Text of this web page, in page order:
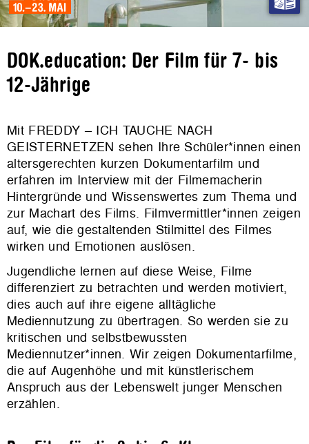
DOK.education: Der Film für 7- bis
12-Jährige
Mit FREDDY – ICH TAUCHE NACH
GEISTERNETZEN sehen Ihre Schüler*innen einen
altersgerechten kurzen Dokumentarfilm und
erfahren im Interview mit der Filmemacherin
Hintergründe und Wissenswertes zum Thema und
zur Machart des Films. Filmvermittler*innen zeigen
auf, wie die gestaltenden Stilmittel des Filmes
wirken und Emotionen auslösen.
Jugendliche lernen auf diese Weise, Filme
differenziert zu betrachten und werden motiviert,
dies auch auf ihre eigene alltägliche
Mediennutzung zu übertragen. So werden sie zu
kritischen und selbstbewussten
Mediennutzer*innen. Wir zeigen Dokumentarfilme,
die auf Augenhöhe und mit künstlerischem
Anspruch aus der Lebenswelt junger Menschen
erzählen.